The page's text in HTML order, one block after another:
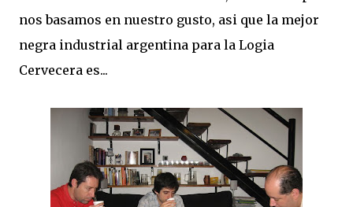
nos basamos en nuestro gusto, asi que la mejor
negra industrial argentina para la Logia
Cervecera es...